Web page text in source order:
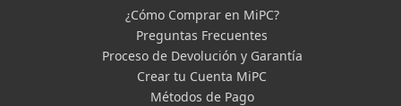
¿Cómo Comprar en MiPC?
Preguntas Frecuentes
Proceso de Devolución y Garantía
Crear tu Cuenta MiPC
Métodos de Pago